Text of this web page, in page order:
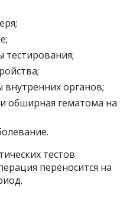
тестирования;
органов;
обширная гематома на
тестов
переносится на